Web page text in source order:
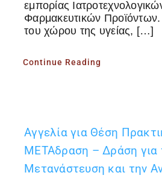
εμπορίας
Φαρμακευτικών
του χώρου της υγείας, […]
Continue Reading
Αγγελία για Θέση
ΜΕΤΑδραση – Δράση για
Μετανάστευση και την